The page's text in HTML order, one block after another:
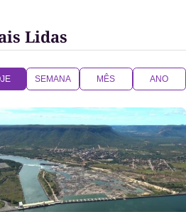
Lidas
SEMANA MÊS ANO